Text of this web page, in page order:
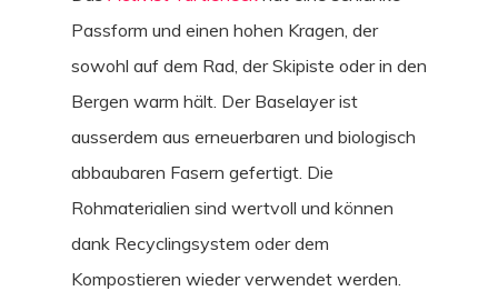
Passform und einen hohen Kragen, der
sowohl auf dem Rad, der Skipiste oder in den
Bergen warm hält. Der Baselayer ist
ausserdem aus erneuerbaren und biologisch
abbaubaren Fasern gefertigt. Die
Rohmaterialien sind wertvoll und können
dank Recyclingsystem oder dem
Kompostieren wieder verwendet werden.